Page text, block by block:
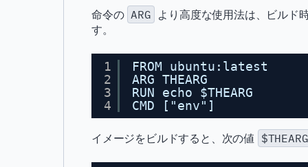
命令の ARG より高度な使用法は、ビルド
す。
1
2
3
4
FROM ubuntu:latest
ARG THEARG
RUN echo $THEARG
CMD ["env"]
イメージをビルドすると、次の値 $THEARG